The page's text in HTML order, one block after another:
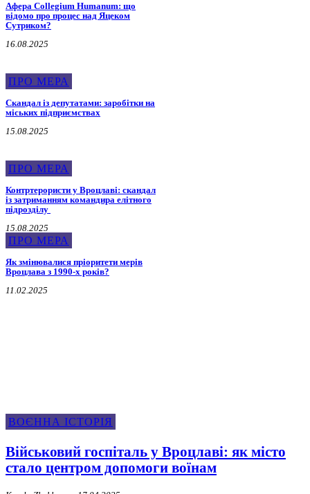
Афера Collegium Humanum: що
відомо про процес над Яцеком
Сутриком?
16.08.2025
ПРО МЕРА
Скандал із депутатами: заробітки на
міських підприємствах
15.08.2025
ПРО МЕРА
Контртерористи у Вроцлаві: скандал
із затриманням командира елітного
підрозділу
15.08.2025
ПРО МЕРА
Як змінювалися пріоритети мерів
Вроцлава з 1990-х років?
11.02.2025
ВОЄННА ІСТОРІЯ
Військовий госпіталь у Вроцлаві: як місто
стало центром допомоги воїнам